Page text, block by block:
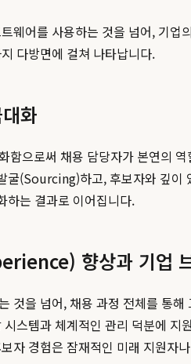
웨어를 사용하는 것을 넘어, 기
다방면에 걸쳐 나타납니다.
화
함으로써 채용 담당자가 본연의
굴(Sourcing)하고, 후보자와 깊
하는 결과로 이어집니다.
향상과 기업
것을 넘어, 채용 과정 전체를 통
스템과 체계적인 관리 덕분에
자 경험은 잠재적인 미래 지원